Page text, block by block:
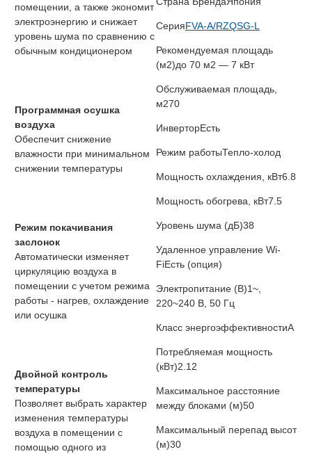
помещении, а также экономит
электроэнергию и снижает
уровень шума по сравнению с
обычным кондиционером
Программная осушка
воздуха
Обеспечит снижение
влажности при минимальном
снижении температуры
Режим покачивания
заслонок
Автоматически изменяет
циркуляцию воздуха в
помещении с учетом режима
работы - нагрев, охлаждение
или осушка
Двойной контроль
температуры
Позволяет выбрать характер
изменения температуры
воздуха в помещении с
помощью одного из
СерияFVA-A/RZQSG-L
Рекомендуемая площадь
(м2)до 70 м2 — 7 кВт
Обслуживаемая площадь,
м270
ИнверторЕсть
Режим работыТепло-холод
Мощность охлаждения, кВт6.8
Мощность обогрева, кВт7.5
Уровень шума (дБ)38
Удаленное управление Wi-
FiЕсть (опция)
Электропитание (В)1~,
220~240 В, 50 Гц
Класс энергоэффективностиA
Потребляемая мощность
(кВт)2.12
Максимальное расстояние
между блоками (м)50
Максимальный перепад высот
(м)30